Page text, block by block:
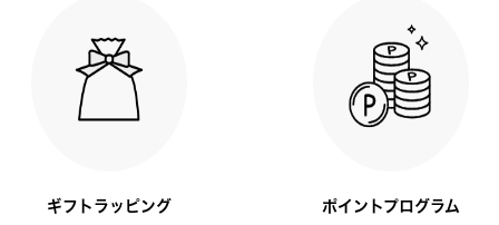
ギフトラッピング ポイントプログラム